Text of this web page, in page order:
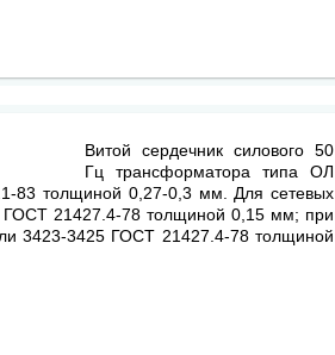
Витой сердечник силового 50
Гц трансформатора типа ОЛ
83 толщиной 0,27-0,3 мм. Для сетевых
ГОСТ 21427.4-78 толщиной 0,15 мм; при
3423-3425 ГОСТ 21427.4-78 толщиной